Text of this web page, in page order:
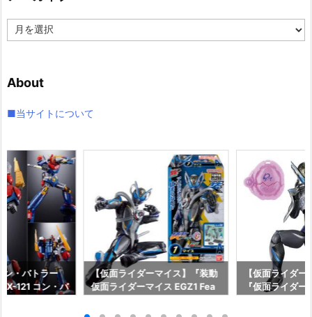
ー
ブ
About
■当サイトについて
ン・バトラー
121 コン・バ
【仮面ライダーマイス】『装動
仮面ライダーマイス EGZ1 Fea
食玩フィギュア予約【バンダ
【仮面ライダ
『仮面ライダ